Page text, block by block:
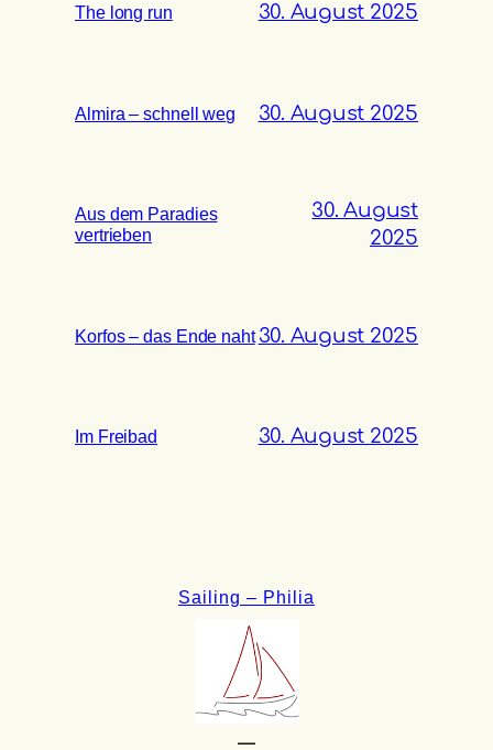
The long run 30. August 2025
Almira – schnell weg 30. August 2025
Aus dem Paradies
vertrieben
30. August
2025
Korfos – das Ende naht 30. August 2025
Im Freibad 30. August 2025
Sailing – Philia